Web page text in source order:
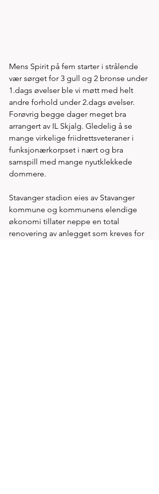
Mens Spirit på fem starter i strålende
vær sørget for 3 gull og 2 bronse under
1.dags øvelser ble vi møtt med helt
andre forhold under 2.dags øvelser.
Forøvrig begge dager meget bra
arrangert av IL Skjalg. Gledelig å se
mange virkelige friidrettsveteraner i
funksjonærkorpset i nært og bra
samspill med mange nyutklekkede
dommere.
Stavanger stadion eies av Stavanger
kommune og kommunens elendige
økonomi tillater neppe en total
renovering av anlegget som kreves for